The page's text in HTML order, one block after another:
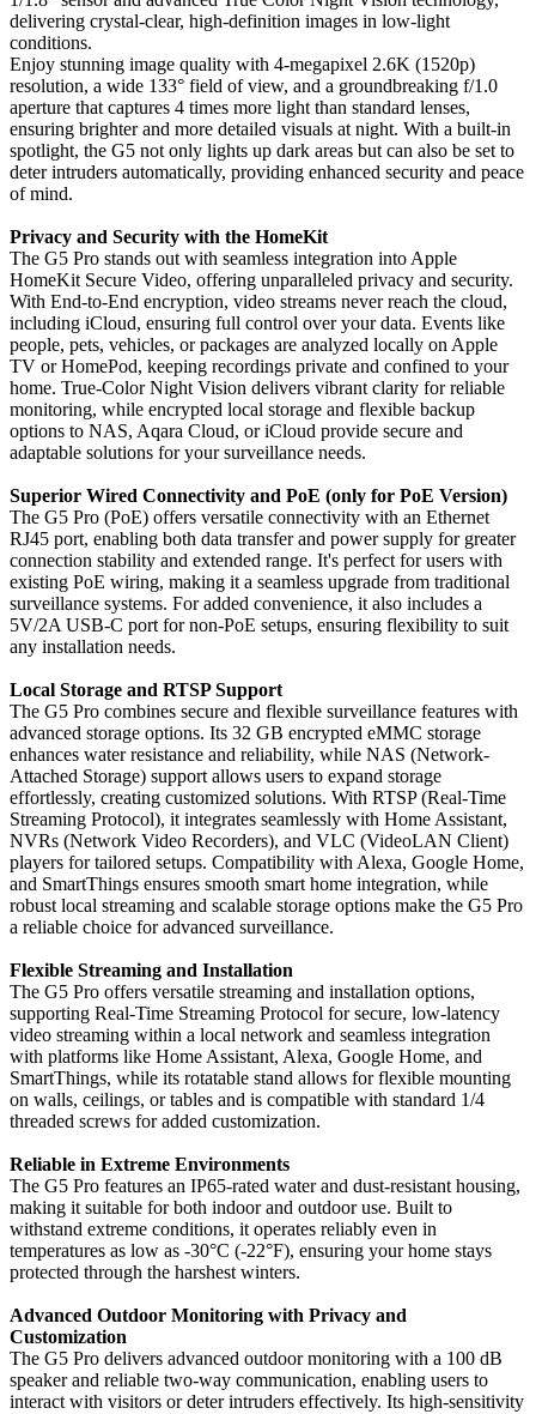
delivering crystal-clear, high-definition images in low-light
conditions.
Enjoy stunning image quality with 4-megapixel 2.6K (1520p)
resolution, a wide 133° field of view, and a groundbreaking f/1.0
aperture that captures 4 times more light than standard lenses,
ensuring brighter and more detailed visuals at night. With a built-in
spotlight, the G5 not only lights up dark areas but can also be set to
deter intruders automatically, providing enhanced security and peace
of mind.
Privacy and Security with the HomeKit
The G5 Pro stands out with seamless integration into Apple
HomeKit Secure Video, offering unparalleled privacy and security.
With End-to-End encryption, video streams never reach the cloud,
including iCloud, ensuring full control over your data. Events like
people, pets, vehicles, or packages are analyzed locally on Apple
TV or HomePod, keeping recordings private and confined to your
home. True-Color Night Vision delivers vibrant clarity for reliable
monitoring, while encrypted local storage and flexible backup
options to NAS, Aqara Cloud, or iCloud provide secure and
adaptable solutions for your surveillance needs.
Superior Wired Connectivity and PoE (only for PoE Version)
The G5 Pro (PoE) offers versatile connectivity with an Ethernet
RJ45 port, enabling both data transfer and power supply for greater
connection stability and extended range. It's perfect for users with
existing PoE wiring, making it a seamless upgrade from traditional
surveillance systems. For added convenience, it also includes a
5V/2A USB-C port for non-PoE setups, ensuring flexibility to suit
any installation needs.
Local Storage and RTSP Support
The G5 Pro combines secure and flexible surveillance features with
advanced storage options. Its 32 GB encrypted eMMC storage
enhances water resistance and reliability, while NAS (Network-
Attached Storage) support allows users to expand storage
effortlessly, creating customized solutions. With RTSP (Real-Time
Streaming Protocol), it integrates seamlessly with Home Assistant,
NVRs (Network Video Recorders), and VLC (VideoLAN Client)
players for tailored setups. Compatibility with Alexa, Google Home,
and SmartThings ensures smooth smart home integration, while
robust local streaming and scalable storage options make the G5 Pro
a reliable choice for advanced surveillance.
Flexible Streaming and Installation
The G5 Pro offers versatile streaming and installation options,
supporting Real-Time Streaming Protocol for secure, low-latency
video streaming within a local network and seamless integration
with platforms like Home Assistant, Alexa, Google Home, and
SmartThings, while its rotatable stand allows for flexible mounting
on walls, ceilings, or tables and is compatible with standard 1/4
threaded screws for added customization.
Reliable in Extreme Environments
The G5 Pro features an IP65-rated water and dust-resistant housing,
making it suitable for both indoor and outdoor use. Built to
withstand extreme conditions, it operates reliably even in
temperatures as low as -30°C (-22°F), ensuring your home stays
protected through the harshest winters.
Advanced Outdoor Monitoring with Privacy and
Customization
The G5 Pro delivers advanced outdoor monitoring with a 100 dB
speaker and reliable two-way communication, enabling users to
interact with visitors or deter intruders effectively. Its high-sensitivity